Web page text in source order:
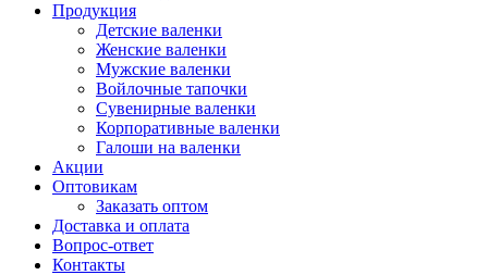
Продукция
Детские валенки
Женские валенки
Мужские валенки
Войлочные тапочки
Сувенирные валенки
Корпоративные валенки
Галоши на валенки
Акции
Оптовикам
Заказать оптом
Доставка и оплата
Вопрос-ответ
Контакты